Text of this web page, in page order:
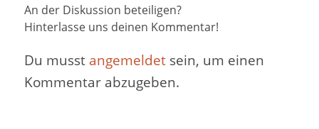
An der Diskussion beteiligen?
Hinterlasse uns deinen Kommentar!
Du musst angemeldetsein, um einen
Kommentar abzugeben.